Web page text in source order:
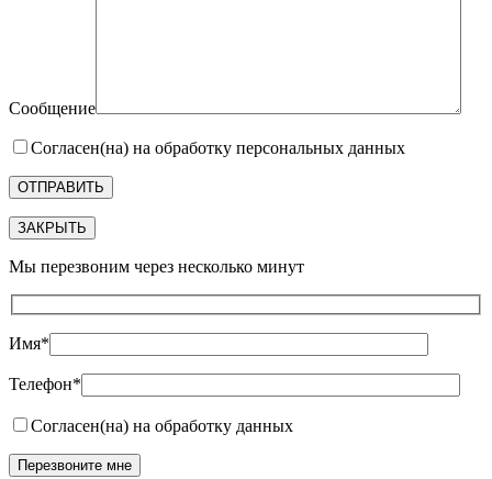
Сообщение
Согласен(на) на обработку персональных данных
ЗАКРЫТЬ
Мы перезвоним через несколько минут
Имя*
Телефон*
Согласен(на) на обработку данных